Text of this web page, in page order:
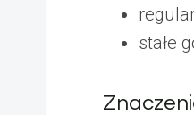
stałe